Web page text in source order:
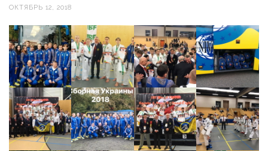
ОКТЯБРЬ 12, 2018